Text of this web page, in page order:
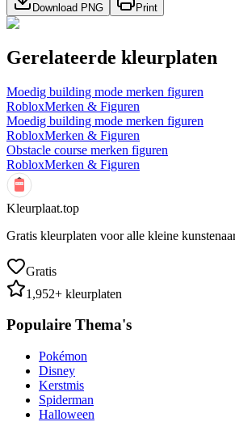
Download PNG Print
Gerelateerde kleurplaten
Moedig building mode merken figuren
RobloxMerken & Figuren
Moedig building mode merken figuren
RobloxMerken & Figuren
Obstacle course merken figuren
RobloxMerken & Figuren
Kleurplaat.top
Gratis kleurplaten voor alle kleine
Gratis
1,952+ kleurplaten
Populaire Thema's
Pokémon
Disney
Kerstmis
Spiderman
Halloween